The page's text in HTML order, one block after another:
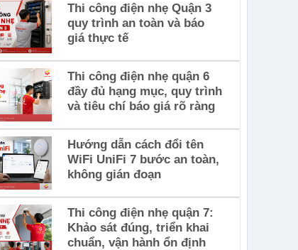
Thi công điện nhẹ Quận 3
quy trình an toàn và báo
giá thực tế
Thi công điện nhẹ quận 6
đầy đủ hạng mục, quy trình
và tiêu chí báo giá rõ ràng
Hướng dẫn cách đổi tên
WiFi UniFi 7 bước an toàn,
không gián đoạn
Thi công điện nhẹ quận 7:
Khảo sát đúng, triển khai
chuẩn, vận hành ổn định